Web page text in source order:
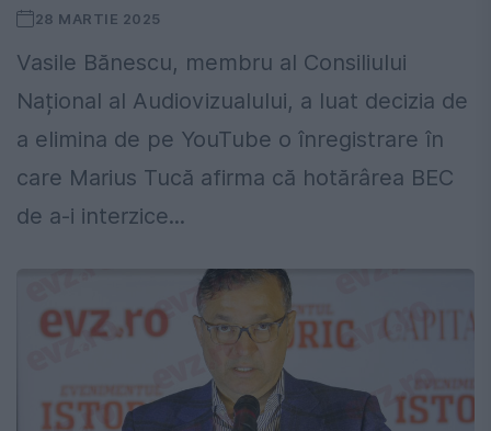
28 MARTIE 2025
Vasile Bănescu, membru al Consiliului
Național al Audiovizualului, a luat decizia de
a elimina de pe YouTube o înregistrare în
care Marius Tucă afirma că hotărârea BEC
de a-i interzice...